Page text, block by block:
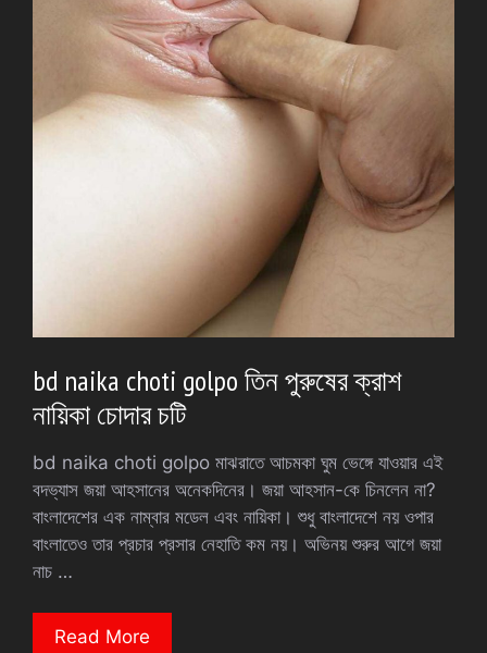
bd naika choti golpo তিন পুরুষের ক্রাশ
নায়িকা চোদার চটি
bd naika choti golpo মাঝরাতে আচমকা ঘুম ভেঙ্গে যাওয়ার এই
বদভ্যাস জয়া আহসানের অনেকদিনের। জয়া আহসান-কে চিনলেন না?
বাংলাদেশের এক নাম্বার মডেল এবং নায়িকা। শুধু বাংলাদেশে নয় ওপার
বাংলাতেও তার প্রচার প্রসার নেহাতি কম নয়। অভিনয় শুরুর আগে জয়া
নাচ …
Read More